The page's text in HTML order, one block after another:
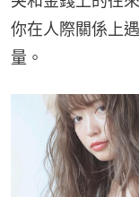
你在人際關係上
量。